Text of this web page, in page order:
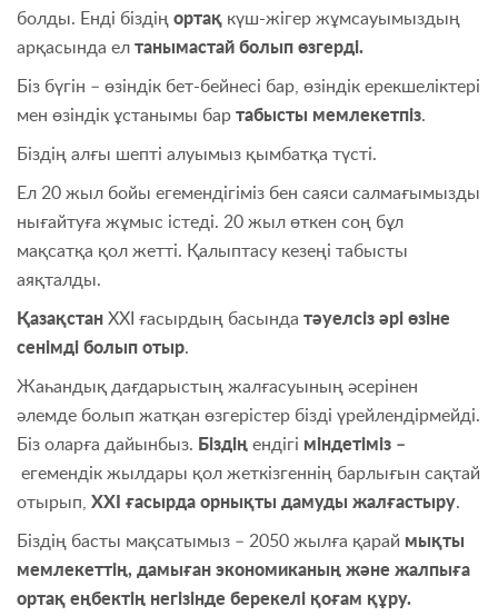
болды. Енді біздің ортақ күш-жігер жұмсауымыздың
арқасында ел танымастай болып өзгерді.
Біз бүгін – өзіндік бет-бейнесі бар, өзіндік ерекшеліктері
мен өзіндік ұстанымы бар табысты мемлекетпіз.
Біздің алғы шепті алуымыз қымбатқа түсті.
Ел 20 жыл бойы егемендігіміз бен саяси салмағымызды
нығайтуға жұмыс істеді. 20 жыл өткен соң бұл
мақсатқа қол жетті. Қалыптасу кезеңі табысты
аяқталды.
Қазақстан ХХІ ғасырдың басында тәуелсіз әрі өзіне
сенімді болып отыр.
Жаһандық дағдарыстың жалғасуының әсерінен
әлемде болып жатқан өзгерістер бізді үрейлендірмейді.
Біз оларға дайынбыз. Біздің ендігі міндетіміз –
егемендік жылдары қол жеткізгеннің барлығын сақтай
отырып, ХХІ ғасырда орнықты дамуды жалғастыру.
Біздің басты мақсатымыз – 2050 жылға қарай мықты
мемлекеттің, дамыған экономиканың және жалпыға
ортақ еңбектің негізінде берекелі қоғам құру.